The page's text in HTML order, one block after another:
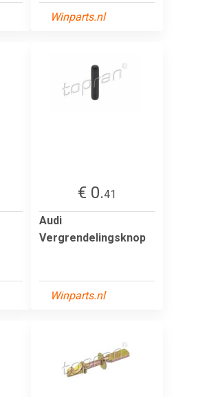
Winparts.nl
€ 0.41
Audi
Vergrendelingsknop
Winparts.nl